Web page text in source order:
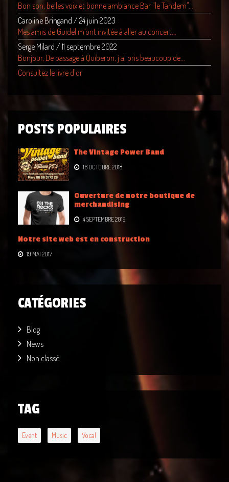
Bon son, belles voix et bonne ambiance Bar "le Tandem"...
Caroline Bringand / 24 juin 2023
Mes amis de Guidel m’ont invitée à aller au concert...
Serge Milard / 11 septembre 2022
Bonjour, De passage à Quiberon, j ai pris beaucoup de...
Consultez le livre d'or
POSTS POPULAIRES
The Vintage Power Band
16 OCTOBRE 2018
Ouverture de notre boutique de
merchandising
4 SEPTEMBRE 2019
Notre site web est en construction
19 MAI 2017
CATÉGORIES
Blog
News
Non classé
TAG
Event Music Vocal